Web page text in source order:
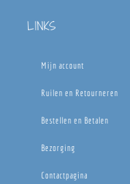
LINKS
Mijn account
Ruilen en Retourneren
Bestellen en Betalen
Bezorging
Contactpagina